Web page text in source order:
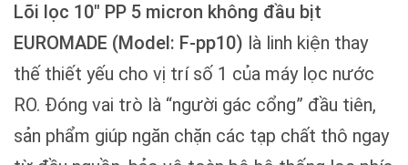
Lõi lọc 10″ PP 5 micron không đầu bịt
EUROMADE (Model: F-pp10) là linh kiện thay
thế thiết yếu cho vị trí số 1 của máy lọc nước
RO. Đóng vai trò là “người gác cổng” đầu tiên,
sản phẩm giúp ngăn chặn các tạp chất thô ngay